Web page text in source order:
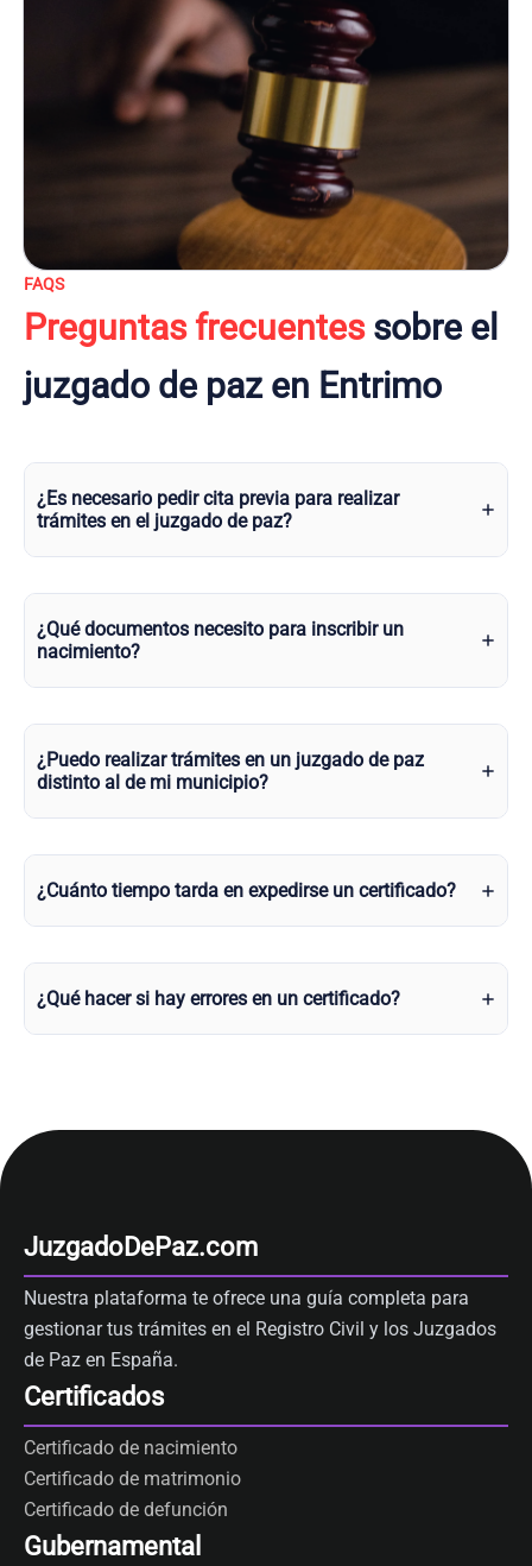
FAQS
Preguntas frecuentessobre el
juzgado de paz en Entrimo
¿Es necesario pedir cita previa para realizar
trámites en el juzgado de paz?
¿Qué documentos necesito para inscribir un
nacimiento?
¿Puedo realizar trámites en un juzgado de paz
distinto al de mi municipio?
¿Cuánto tiempo tarda en expedirse un certificado?
¿Qué hacer si hay errores en un certificado?
JuzgadoDePaz.com
Nuestra plataforma te ofrece una guía completa para
gestionar tus trámites en el Registro Civil y los Juzgados
de Paz en España.
Certificados
Certificado de nacimiento
Certificado de matrimonio
Certificado de defunción
Gubernamental